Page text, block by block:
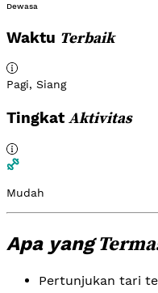
Dewasa
Waktu Terbaik
Pagi, Siang
Tingkat Aktivitas
Mudah
Apa yang
Pertunjukan tari